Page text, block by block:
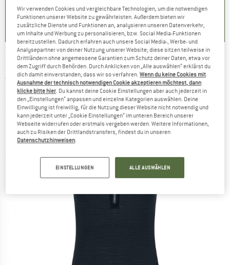
3
)
5.0(2) 4.9(23)
SUPER.NATURAL -Women's Grava Summer
Tank - Velo Singlet
(0)
Wir verwenden Cookies und vergleichbare Technologien, um die notwendigen
Funktionen unserer Website zu gewährleisten. Außerdem bieten wir
zusätzliche Dienste und Funktionen an, analysieren unseren Datenverkehr,
um Inhalte und Werbung zu personalisieren, bzw. Social Media-Funktionen
bereitzustellen. Dadurch erfahren auch unsere Social Media-, Werbe- und
Analysepartner von deiner Nutzung unserer Website; diese sitzen teilweise in
Drittländern ohne angemessene Garantien zum Schutz deiner Daten, etwa vor
dem Zugriff durch Behörden. Durch Anklicken von „Alle auswählen“ erklärst du
dich damit einverstanden, dass wir so verfahren.Wenn du keine Cookies mit
Ausnahme der technisch notwendigen Cookie akzeptieren möchtest, dann
klicke bitte hier . Du kannst deine Cookie Einstellungen aber auch jederzeit in
den „Einstellungen“ anpassen und einzelne Kategorien auswählen. Deine
Einwilligung ist freiwillig, für die Nutzung dieser Website nicht notwendig und
kann jederzeit unter „Cookie Einstellungen“ im unteren Bereich unserer
Webseite widerrufen oder erstmals vergeben werden. Weitere Informationen,
auch zu Risiken der Drittlandstransfers, findest du in unseren
Datenschutzhinweisen
EINSTELLUNGEN ALLE AUSWÄHLEN